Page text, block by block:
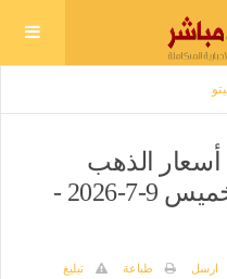
أسعار الذهب
ببداية تعاملات اليوم الخميس 9-7-2026 -
ارسل طباعة
تبليغ